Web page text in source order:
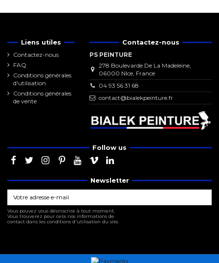
Liens utiles
Contactez-nous
FAQ
Conditions générales
d'utilisation
Conditions générales
de vente
Contactez-nous
PS PEINTURE
278 Boulevarde De La Madeleine,
06000 NIce, France
04 93 56 31 68
contact@bialekpeinture.fr
Follow us
Newsletter
Vous pouvez vous désinscrire à tout moment.
Vous trouverez pour cela nos informations de
contact dans les conditions d'utilisation du site.